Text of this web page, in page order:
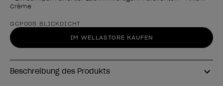
Crème
Form des Produkts
GCP005 BLICKDICHT
IM WELLASTORE KAUFEN
Beschreibung des Produkts